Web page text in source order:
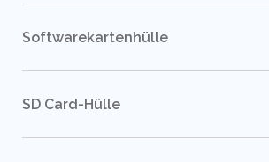
Softwarekartenhülle
SD Card-Hülle